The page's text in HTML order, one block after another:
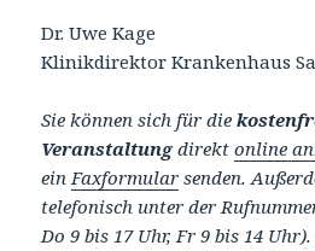
Dr. Uwe Kage
Klinikdirektor Krankenhaus
Sie können sich für die
Veranstaltungdirektonline
ein Faxformular senden.
telefonisch unter der
Do 9 bis 17 Uhr, Fr 9 bis 14